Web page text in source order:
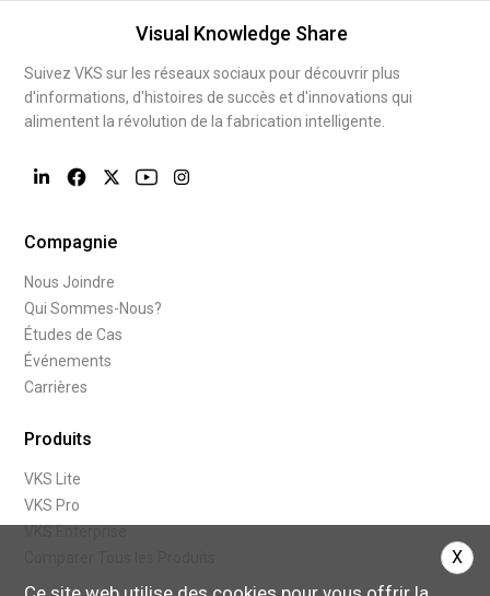
X
Visual Knowledge Share
Suivez VKS sur les réseaux sociaux pour découvrir plus
d'informations, d'histoires de succès et d'innovations qui
alimentent la révolution de la fabrication intelligente.
Compagnie
Nous Joindre
Qui Sommes-Nous?
Études de Cas
Événements
Carrières
Produits
VKS Lite
VKS Pro